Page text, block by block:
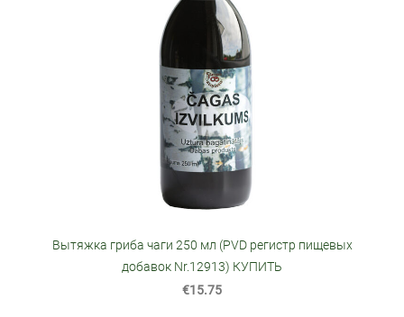
Вытяжка гриба чаги 250 мл (PVD pегистр пищевых
добавок Nr.12913) КУПИТЬ
€15.75